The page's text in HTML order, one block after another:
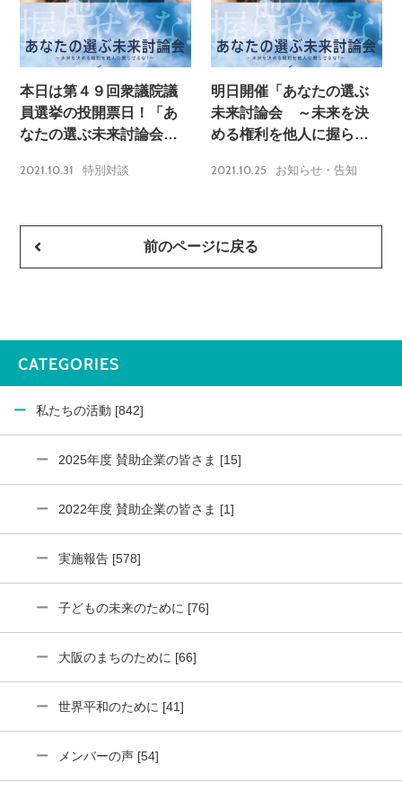
本日は第４９回衆議院議
員選挙の投開票日！「あ
なたの選ぶ未来討論会
人に握らせるな！～」ア
2021.10.31 特別対談
明日開催「あなたの選ぶ
未来討論会 ～未来を決
める権利を他人に握らせ
2021.10.25 お知らせ・告知
前のページに戻る
CATEGORIES
私たちの活動 [842]
2025年度 賛助企業の皆さま [15]
2022年度 賛助企業の皆さま [1]
実施報告 [578]
子どもの未来のために [76]
大阪のまちのために [66]
世界平和のために [41]
メンバーの声 [54]